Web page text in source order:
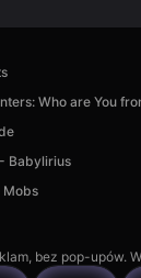
Who are You
Babylirius
Mobs
bez pop-upów.